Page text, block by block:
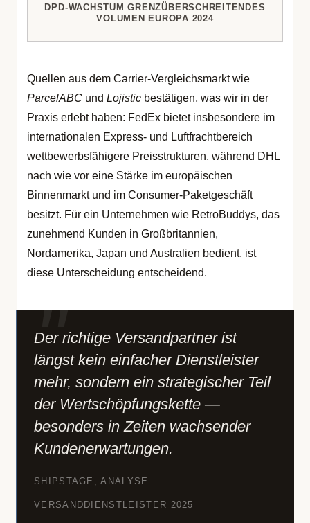
DPD-WACHSTUM GRENZÜBERSCHREITENDES
VOLUMEN EUROPA 2024
Quellen aus dem Carrier-Vergleichsmarkt wie
ParcelABC und Lojistic bestätigen, was wir in der
Praxis erlebt haben: FedEx bietet insbesondere im
internationalen Express- und Luftfrachtbereich
wettbewerbsfähigere Preisstrukturen, während DHL
nach wie vor eine Stärke im europäischen
Binnenmarkt und im Consumer-Paketgeschäft
besitzt. Für ein Unternehmen wie RetroBuddys, das
zunehmend Kunden in Großbritannien,
Nordamerika, Japan und Australien bedient, ist
diese Unterscheidung entscheidend.
Der richtige Versandpartner ist
längst kein einfacher Dienstleister
mehr, sondern ein strategischer Teil
der Wertschöpfungskette —
besonders in Zeiten wachsender
Kundenerwartungen.
SHIPSTAGE, ANALYSE
VERSANDDIENSTLEISTER 2025